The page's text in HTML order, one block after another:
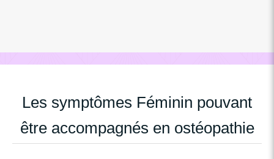
Les symptômes Féminin pouvant
être accompagnés en ostéopathie